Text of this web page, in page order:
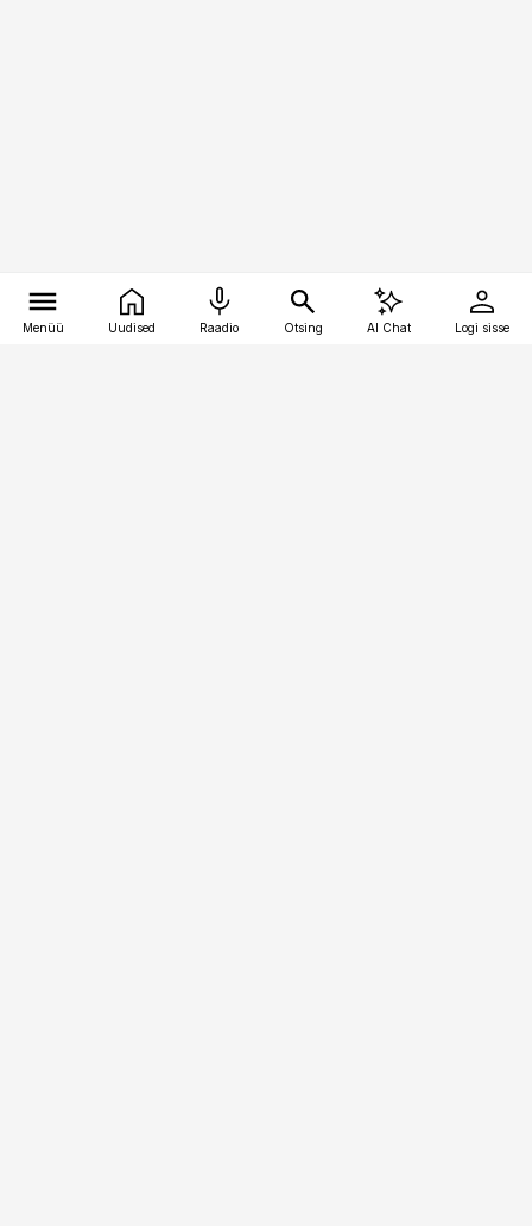
Menüü Uudised Raadio Otsing AI Chat Logi sisse